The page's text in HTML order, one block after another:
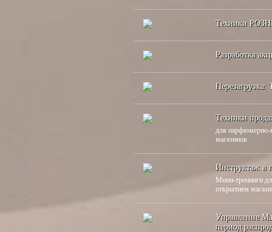
Техники
Разработка
Техники
для парфюмерно-
магазинов
Инструктаж в
Мини-тренинги
открытием
Управление
период